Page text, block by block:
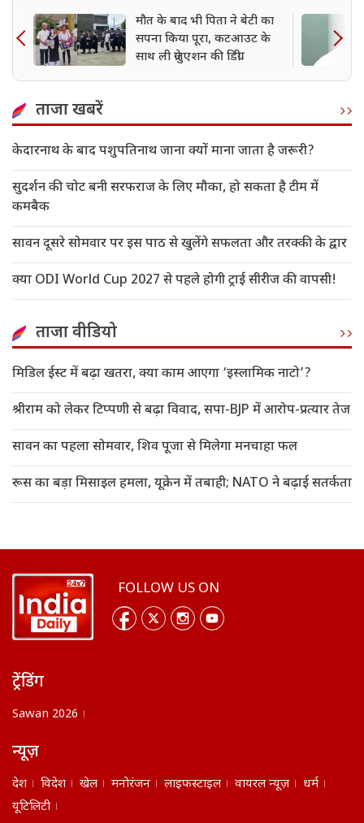
मौत के बाद भी पिता ने बेटी का
सपना किया पूरा, कटआउट के
साथ ली ग्रेजुएशन की डिग्री
ताजा खबरें
केदारनाथ के बाद पशुपतिनाथ जाना क्यों माना जाता है जरूरी?
सुदर्शन की चोट बनी सरफराज के लिए मौका, हो सकता है टीम में
कमबैक
सावन दूसरे सोमवार पर इस पाठ से खुलेंगे सफलता और तरक्की के द्वार
क्या ODI World Cup 2027 से पहले होगी ट्राई सीरीज की वापसी!
ताजा वीडियो
मिडिल ईस्ट में बढ़ा खतरा, क्या काम आएगा ‘इस्लामिक नाटो’?
श्रीराम को लेकर टिप्पणी से बढ़ा विवाद, सपा-BJP में आरोप-प्रत्यार तेज
सावन का पहला सोमवार, शिव पूजा से मिलेगा मनचाहा फल
रूस का बड़ा मिसाइल हमला, यूक्रेन में तबाही; NATO ने बढ़ाई सतर्कता
FOLLOW US ON
ट्रेंडिंग
Sawan 2026
न्यूज़
देश विदेश खेल मनोरंजन लाइफस्टाइल वायरल न्यूज़
धर्म
यूटिलिटी